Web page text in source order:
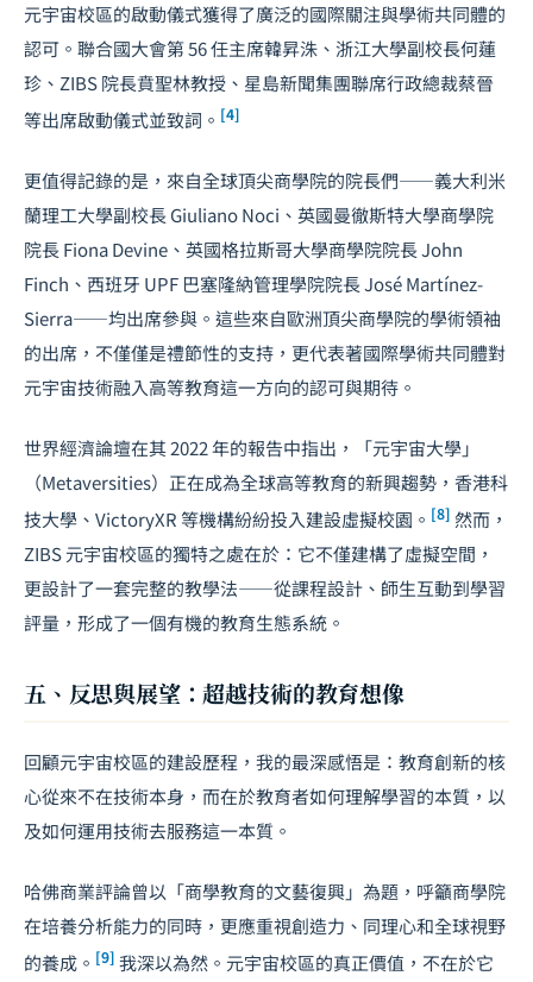
元宇宙校區的啟動儀式獲得了廣泛的國際關注與學術共同體的
認可。聯合國大會第 56 任主席韓昇洙、浙江大學副校長何蓮
珍、ZIBS 院長賁聖林教授、星島新聞集團聯席行政總裁蔡晉
等出席啟動儀式並致詞。 [4]
更值得記錄的是，來自全球頂尖商學院的院長們——義大利米
蘭理工大學副校長 Giuliano Noci、英國曼徹斯特大學商學院
院長 Fiona Devine、英國格拉斯哥大學商學院院長 John
Finch、西班牙 UPF 巴塞隆納管理學院院長 José Martínez-
Sierra——均出席參與。這些來自歐洲頂尖商學院的學術領袖
的出席，不僅僅是禮節性的支持，更代表著國際學術共同體對
元宇宙技術融入高等教育這一方向的認可與期待。
世界經濟論壇在其 2022 年的報告中指出，「元宇宙大學」
（Metaversities）正在成為全球高等教育的新興趨勢，香港科
技大學、VictoryXR 等機構紛紛投入建設虛擬校園。 [8] 然而，
ZIBS 元宇宙校區的獨特之處在於：它不僅建構了虛擬空間，
更設計了一套完整的教學法——從課程設計、師生互動到學習
評量，形成了一個有機的教育生態系統。
五、反思與展望：超越技術的教育想像
回顧元宇宙校區的建設歷程，我的最深感悟是：教育創新的核
心從來不在技術本身，而在於教育者如何理解學習的本質，以
及如何運用技術去服務這一本質。
哈佛商業評論曾以「商學教育的文藝復興」為題，呼籲商學院
在培養分析能力的同時，更應重視創造力、同理心和全球視野
的養成。 [9] 我深以為然。元宇宙校區的真正價值，不在於它